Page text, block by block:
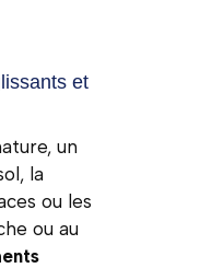
et
un
la
ou les
ou au